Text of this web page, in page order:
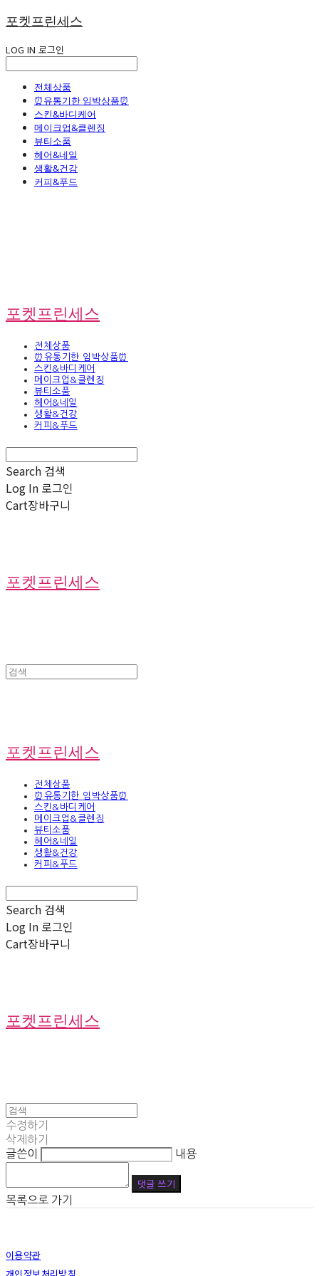
포켓프린세스
LOG IN 로그인
전체상품
⏰유통기한 임박상품⏰
스킨&바디케어
메이크업&클렌징
뷰티소품
헤어&네일
생활&건강
커피&푸드
포켓프린세스
전체상품
⏰유통기한 임박상품⏰
스킨&바디케어
메이크업&클렌징
뷰티소품
헤어&네일
생활&건강
커피&푸드
Search 검색
Log In 로그인
Cart장바구니
포켓프린세스
포켓프린세스
전체상품
⏰유통기한 임박상품⏰
스킨&바디케어
메이크업&클렌징
뷰티소품
헤어&네일
생활&건강
커피&푸드
Search 검색
Log In 로그인
Cart장바구니
포켓프린세스
수정하기
삭제하기
글쓴이
내용
댓글 쓰기
목록으로 가기
이용약관